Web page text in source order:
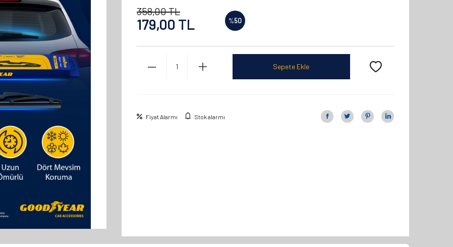
358,00TL
179,00 TL %50
Sepete Ekle
Fiyat Alarmı Stok alarmı